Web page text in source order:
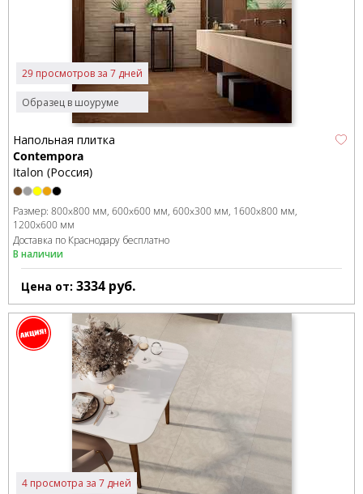
Образец в шоуруме
29 просмотров за 7 дней
Напольная плитка
Contempora
Italon (Россия)
Размер: 800x800 мм 600x600 мм 600x300 мм 1600x800 мм
1200x600 мм
Доставка по Краснодару бесплатно
В наличии
Цена от: 3334 руб.
4 просмотра за 7 дней